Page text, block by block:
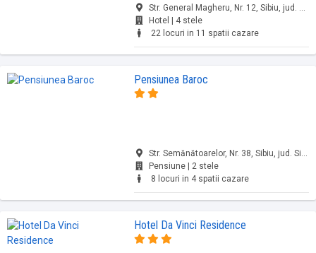
Str. General Magheru, Nr. 12, Sibiu, jud. Sibiu
Hotel | 4 stele
22 locuri in 11 spatii cazare
Pensiunea Baroc
Str. Semănătoarelor, Nr. 38, Sibiu, jud. Sibiu
Pensiune | 2 stele
8 locuri in 4 spatii cazare
Hotel Da Vinci Residence